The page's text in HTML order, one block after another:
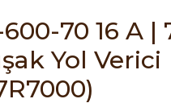
70 16 A |
Yol Verici